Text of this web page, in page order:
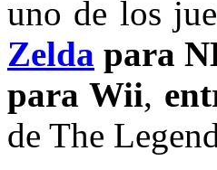
uno de los
Zelda para
para Wii,
de The